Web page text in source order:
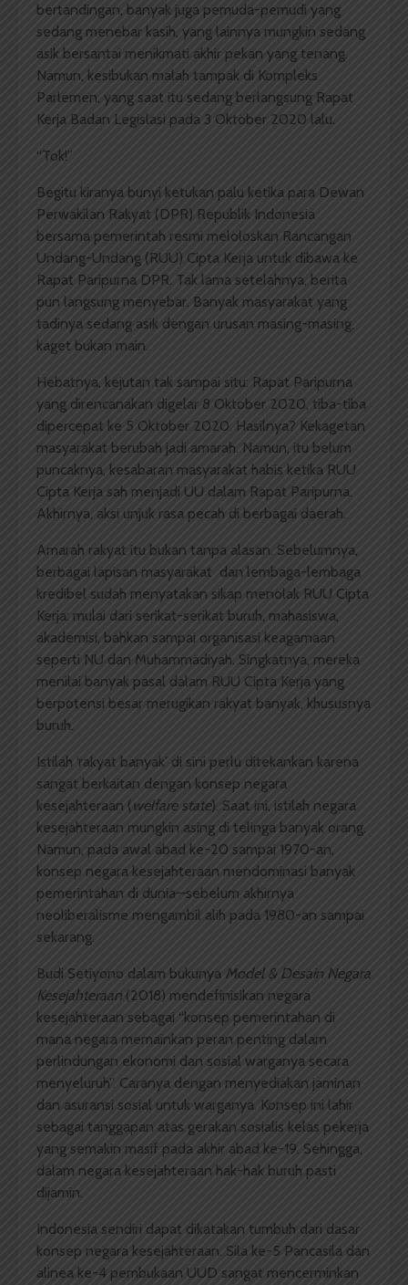
bertandingan, banyak juga pemuda-pemudi yang
sedang menebar kasih, yang lainnya mungkin sedang
asik bersantai menikmati akhir pekan yang tenang.
Namun, kesibukan malah tampak di Kompleks
Parlemen, yang saat itu sedang berlangsung Rapat
Kerja Badan Legislasi pada 3 Oktober 2020 lalu.
“Tok!”
Begitu kiranya bunyi ketukan palu ketika para Dewan
Perwakilan Rakyat (DPR) Republik Indonesia
bersama pemerintah resmi meloloskan Rancangan
Undang-Undang (RUU) Cipta Kerja untuk dibawa ke
Rapat Paripurna DPR. Tak lama setelahnya, berita
pun langsung menyebar. Banyak masyarakat yang
tadinya sedang asik dengan urusan masing-masing,
kaget bukan main.
Hebatnya, kejutan tak sampai situ: Rapat Paripurna
yang direncanakan digelar 8 Oktober 2020, tiba-tiba
dipercepat ke 5 Oktober 2020. Hasilnya? Kekagetan
masyarakat berubah jadi amarah. Namun, itu belum
puncaknya, kesabaran masyarakat habis ketika RUU
Cipta Kerja sah menjadi UU dalam Rapat Paripurna.
Akhirnya, aksi unjuk rasa pecah di berbagai daerah.
Amarah rakyat itu bukan tanpa alasan. Sebelumnya,
berbagai lapisan masyarakat dan lembaga-lembaga
kredibel sudah menyatakan sikap menolak RUU Cipta
Kerja: mulai dari serikat-serikat buruh, mahasiswa,
akademisi, bahkan sampai organisasi keagamaan
seperti NU dan Muhammadiyah. Singkatnya, mereka
menilai banyak pasal dalam RUU Cipta Kerja yang
berpotensi besar merugikan rakyat banyak, khususnya
buruh.
Istilah ‘rakyat banyak’ di sini perlu ditekankan karena
sangat berkaitan dengan konsep negara
kesejahteraan (welfare state). Saat ini, istilah negara
kesejahteraan mungkin asing di telinga banyak orang.
Namun, pada awal abad ke-20 sampai 1970-an,
konsep negara kesejahteraan mendominasi banyak
pemerintahan di dunia—sebelum akhirnya
neoliberalisme mengambil alih pada 1980-an sampai
sekarang.
Budi Setiyono dalam bukunya Model & Desain Negara
Kesejahteraan (2018) mendefinisikan negara
kesejahteraan sebagai “konsep pemerintahan di
mana negara memainkan peran penting dalam
perlindungan ekonomi dan sosial warganya secara
menyeluruh”. Caranya dengan menyediakan jaminan
dan asuransi sosial untuk warganya. Konsep ini lahir
sebagai tanggapan atas gerakan sosialis kelas pekerja
yang semakin masif pada akhir abad ke-19. Sehingga,
dalam negara kesejahteraan hak-hak buruh pasti
dijamin.
Indonesia sendiri dapat dikatakan tumbuh dari dasar
konsep negara kesejahteraan. Sila ke-5 Pancasila dan
alinea ke-4 pembukaan UUD sangat mencerminkan